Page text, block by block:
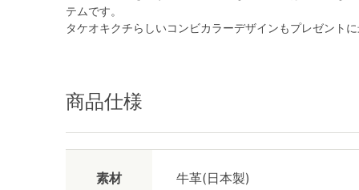
テムです。
タケオキクチらしいコンビカラーデザインもプレゼント
商品仕様
素材 牛革(日本製)